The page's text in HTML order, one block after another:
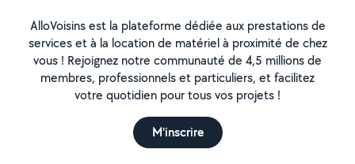
AlloVoisins est la plateforme dédiée aux prestations de
services et à la location de matériel à proximité de chez
vous ! Rejoignez notre communauté de 4,5 millions de
membres, professionnels et particuliers, et facilitez
votre quotidien pour tous vos projets !
M'inscrire